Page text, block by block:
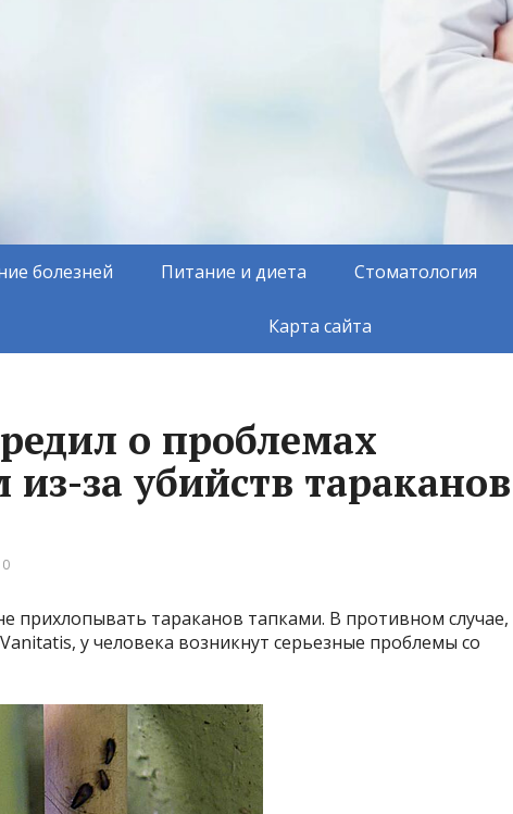
болезней Питание и диета Стоматология
Карта сайта
о проблемах
из-за убийств тараканов
прихлопывать тараканов тапками. В противном случае,
у человека возникнут серьезные проблемы со